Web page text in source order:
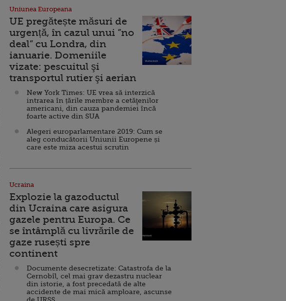
Uniunea Europeana
UE pregătește măsuri de
urgență, în cazul unui ”no
deal” cu Londra, din
ianuarie. Domeniile
vizate: pescuitul şi
transportul rutier şi aerian
New York Times: UE vrea să interzică
intrarea în țările membre a cetăţenilor
americani, din cauza pandemiei încă
foarte active din SUA
Alegeri europarlamentare 2019: Cum se
aleg conducătorii Uniunii Europene și
care este miza acestui scrutin
Ucraina
Explozie la gazoductul
din Ucraina care asigura
gazele pentru Europa. Ce
se întâmplă cu livrările de
gaze rusești spre
continent
Documente desecretizate: Catastrofa de la
Cernobîl, cel mai grav dezastru nuclear
din istorie, a fost precedată de alte
accidente de mai mică amploare, ascunse